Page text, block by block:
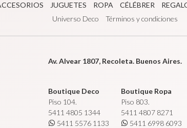
JUGUETES ROPA CÉLÉBRER
Universo Deco
Términos y condiciones
Av. Alvear 1807, Recoleta. Buenos Aires.
Boutique Deco
Piso 104.
5411 4805 1344
5411 5576 1133
Boutique Ropa
Piso 803.
5411 4807 8271
5411 6998 6093